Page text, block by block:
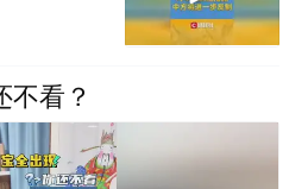
不看？